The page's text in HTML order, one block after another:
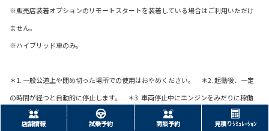
※販売店装着オプションのリモートスタートを装着している場合はご利用いただけ
ません。
※ハイブリッド車のみ。
＊1. 一般公道上や閉め切った場所での使用はおやめください。 ＊2. 起動後、一定
の時間が経つと自動的に停止します。 ＊3. 車両停止中にエンジンをみだりに稼働
させた場合、条例により、罰則を受けることがありますのでご注意ください。（ご
店舗情報 試乗予約 商談予約 見積りｼﾐｭﾚｰｼｮﾝ